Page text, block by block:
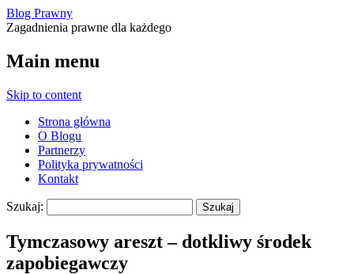
Blog Prawny
Zagadnienia prawne dla każdego
Main menu
Skip to content
Strona główna
O Blogu
Partnerzy
Polityka prywatności
Kontakt
Szukaj:
Tymczasowy areszt – dotkliwy środek
zapobiegawczy